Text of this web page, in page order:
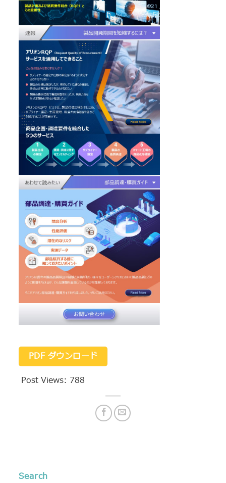
PDF ダウンロード
Post Views: 788
Search